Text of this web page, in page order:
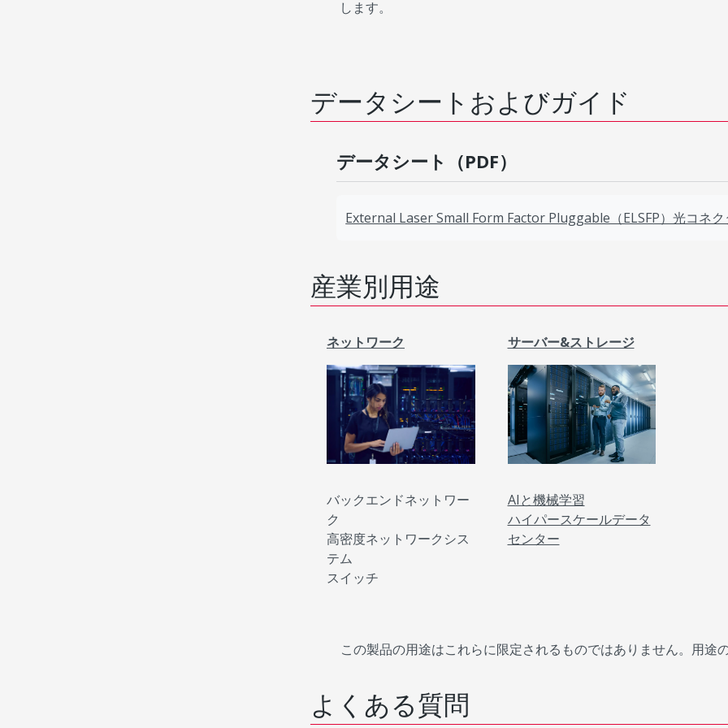
します。
データシートおよびガイド
データシート（PDF）
External Laser Small Form Factor Pluggable（ELSFP）光コネ
産業別用途
ネットワーク
バックエンドネットワー
ク
高密度ネットワークシス
テム
スイッチ
サーバー&ストレージ
AIと機械学習
ハイパースケールデータ
センター
この製品の用途はこれらに限定されるものではありません。用
よくある質問